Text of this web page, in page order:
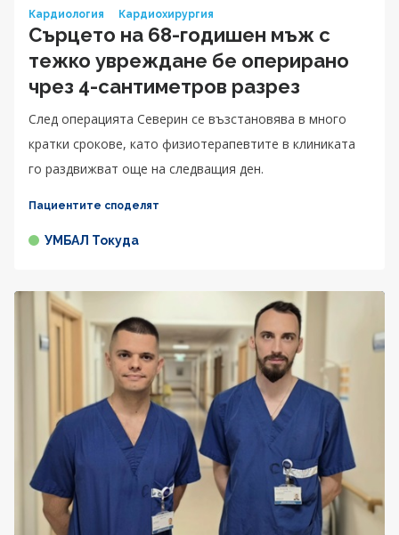
Кардиология Кардиохирургия
Сърцето на 68-годишен мъж с
тежко увреждане бе оперирано
чрез 4-сантиметров разрез
След операцията Северин се възстановява в много
кратки срокове, като физиотерапевтите в клиниката
го раздвижват още на следващия ден.
Пациентите споделят
УМБАЛ Токуда